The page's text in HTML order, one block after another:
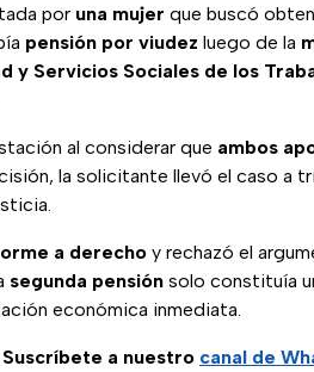
por una mujer que buscó
pensión por viudez luego de la
y Servicios Sociales de los
al considerar que ambos
la solicitante llevó el caso a
a derecho y rechazó el
segunda pensión solo constituía
económica inmediata.
Suscríbete a nuestro canal de